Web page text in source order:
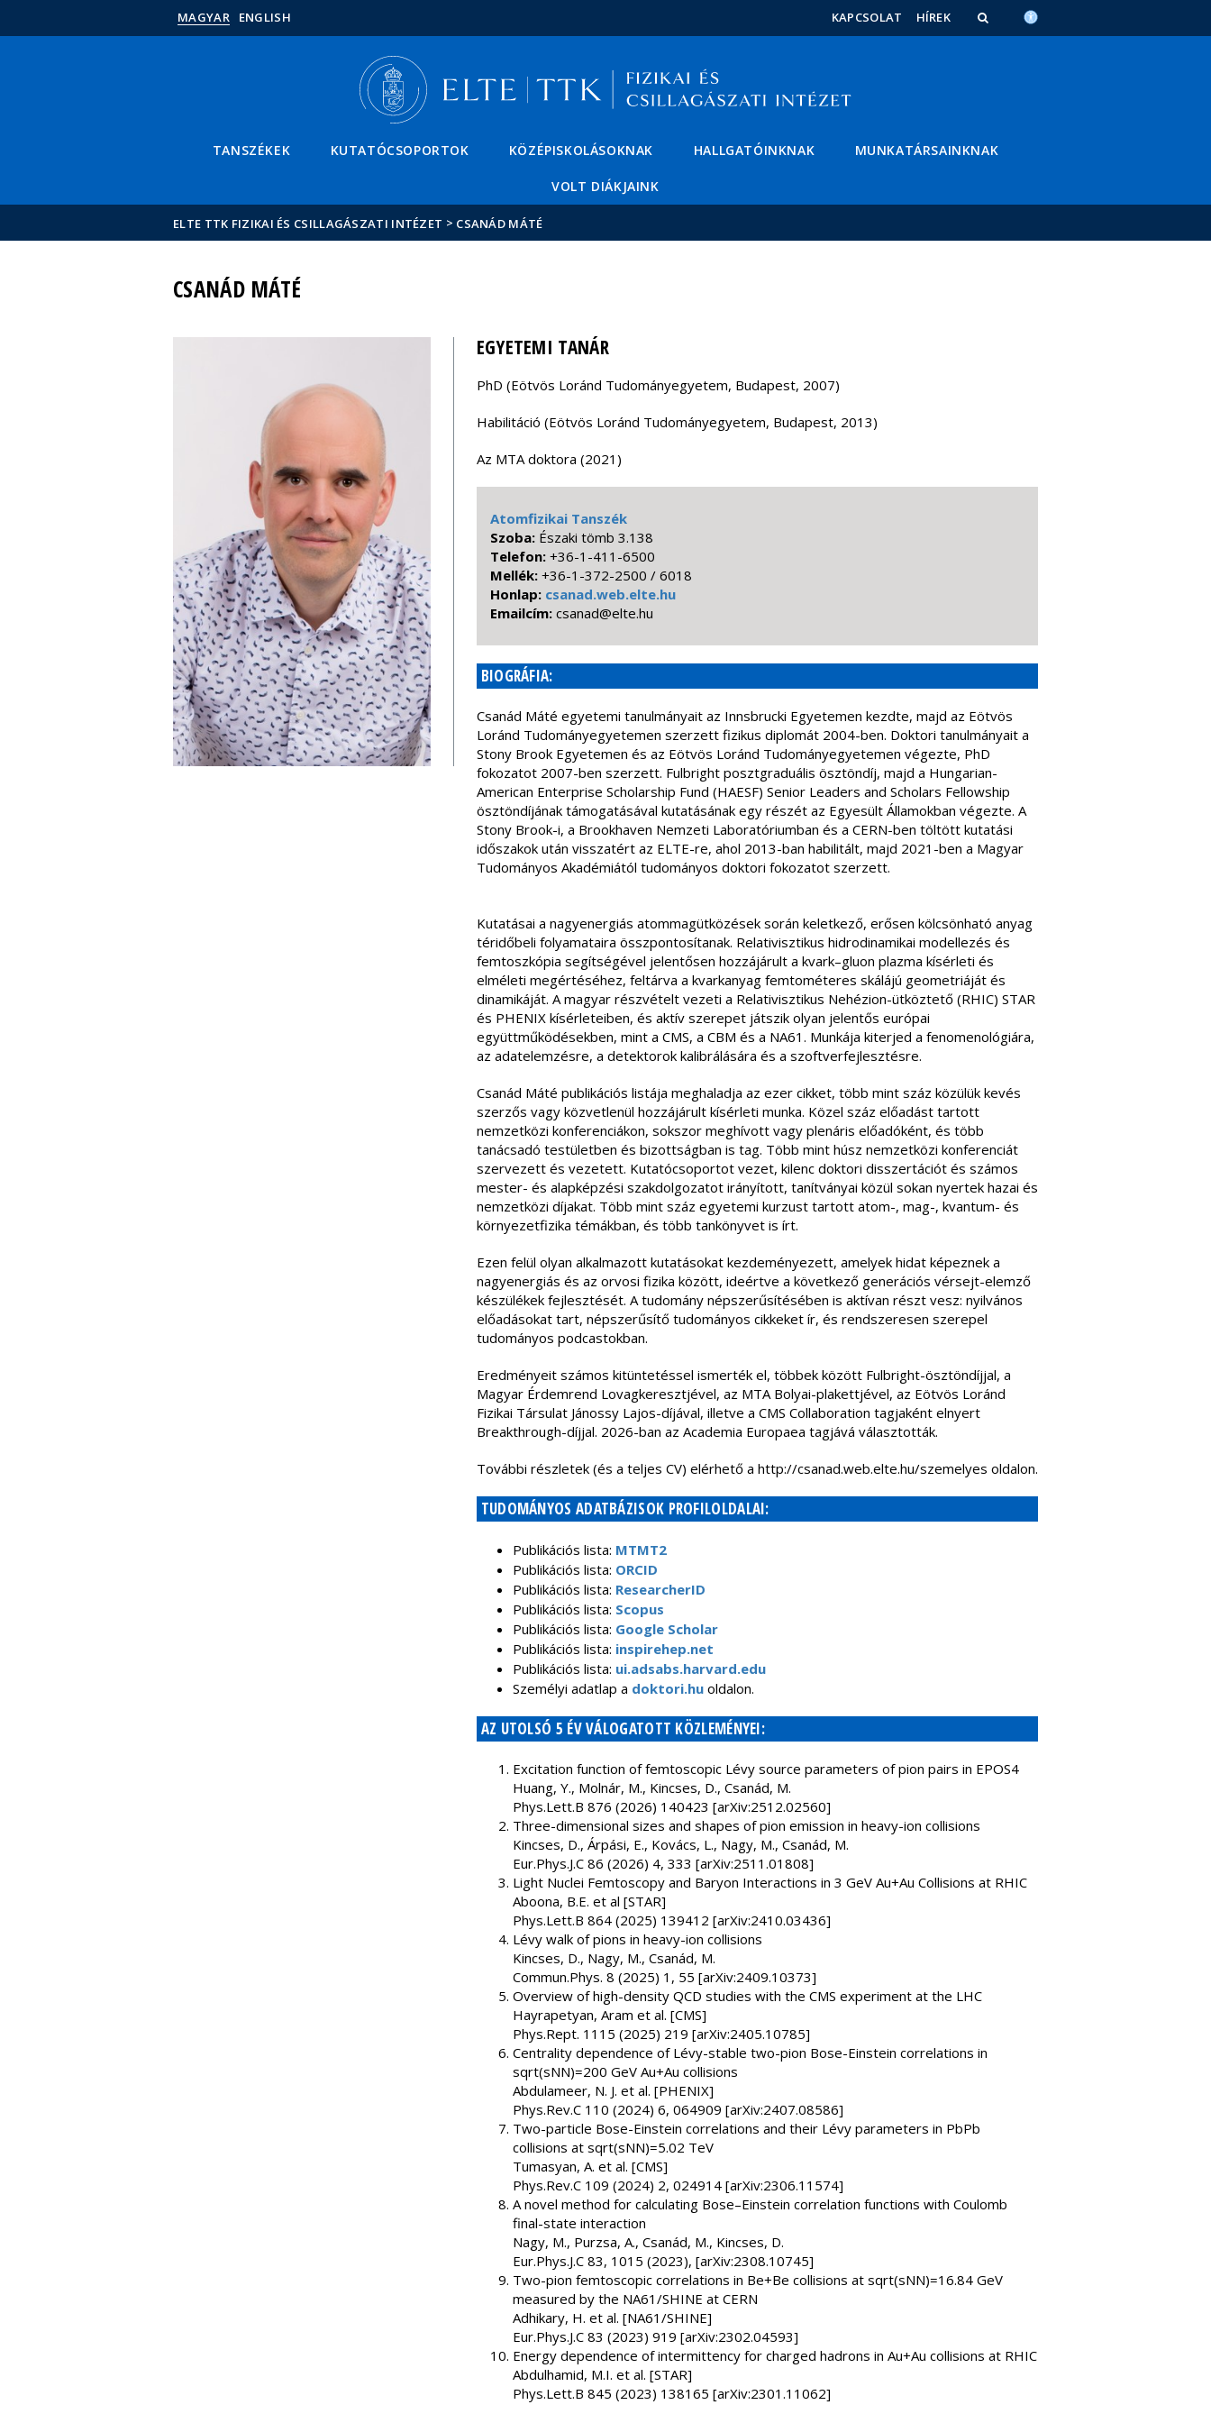
MAGYAR ENGLISH KAPCSOLAT HÍREK
TANSZÉKEK KUTATÓCSOPORTOK KÖZÉPISKOLÁSOKNAK HALLGATÓINKNAK MUNKATÁRSAINKNAK
VOLT DIÁKJAINK
ELTE TTK FIZIKAI ÉS CSILLAGÁSZATI INTÉZET > CSANÁD MÁTÉ
CSANÁD MÁTÉ
EGYETEMI TANÁR
PhD (Eötvös Loránd Tudományegyetem, Budapest, 2007)
Habilitáció (Eötvös Loránd Tudományegyetem, Budapest, 2013)
Az MTA doktora (2021)
Atomfizikai Tanszék
Szoba: Északi tömb 3.138
Telefon: +36-1-411-6500
Mellék: +36-1-372-2500 / 6018
Honlap: csanad.web.elte.hu
Emailcím: uh.etle@danasc
BIOGRÁFIA:
Csanád Máté egyetemi tanulmányait az Innsbrucki Egyetemen kezdte, majd az Eötvös
Loránd Tudományegyetemen szerzett fizikus diplomát 2004-ben. Doktori tanulmányait a
Stony Brook Egyetemen és az Eötvös Loránd Tudományegyetemen végezte, PhD
fokozatot 2007-ben szerzett. Fulbright posztgraduális ösztöndíj, majd a Hungarian-
American Enterprise Scholarship Fund (HAESF) Senior Leaders and Scholars Fellowship
ösztöndíjának támogatásával kutatásának egy részét az Egyesült Államokban végezte. A
Stony Brook-i, a Brookhaven Nemzeti Laboratóriumban és a CERN-ben töltött kutatási
időszakok után visszatért az ELTE-re, ahol 2013-ban habilitált, majd 2021-ben a Magyar
Tudományos Akadémiától tudományos doktori fokozatot szerzett.
Kutatásai a nagyenergiás atommagütközések során keletkező, erősen kölcsönható anyag
téridőbeli folyamataira összpontosítanak. Relativisztikus hidrodinamikai modellezés és
femtoszkópia segítségével jelentősen hozzájárult a kvark–gluon plazma kísérleti és
elméleti megértéséhez, feltárva a kvarkanyag femtométeres skálájú geometriáját és
dinamikáját. A magyar részvételt vezeti a Relativisztikus Nehézion-ütköztető (RHIC) STAR
és PHENIX kísérleteiben, és aktív szerepet játszik olyan jelentős európai
együttműködésekben, mint a CMS, a CBM és a NA61. Munkája kiterjed a fenomenológiára,
az adatelemzésre, a detektorok kalibrálására és a szoftverfejlesztésre.
Csanád Máté publikációs listája meghaladja az ezer cikket, több mint száz közülük kevés
szerzős vagy közvetlenül hozzájárult kísérleti munka. Közel száz előadást tartott
nemzetközi konferenciákon, sokszor meghívott vagy plenáris előadóként, és több
tanácsadó testületben és bizottságban is tag. Több mint húsz nemzetközi konferenciát
szervezett és vezetett. Kutatócsoportot vezet, kilenc doktori disszertációt és számos
mester- és alapképzési szakdolgozatot irányított, tanítványai közül sokan nyertek hazai és
nemzetközi díjakat. Több mint száz egyetemi kurzust tartott atom-, mag-, kvantum- és
környezetfizika témákban, és több tankönyvet is írt.
Ezen felül olyan alkalmazott kutatásokat kezdeményezett, amelyek hidat képeznek a
nagyenergiás és az orvosi fizika között, ideértve a következő generációs vérsejt-elemző
készülékek fejlesztését. A tudomány népszerűsítésében is aktívan részt vesz: nyilvános
előadásokat tart, népszerűsítő tudományos cikkeket ír, és rendszeresen szerepel
tudományos podcastokban.
Eredményeit számos kitüntetéssel ismerték el, többek között Fulbright-ösztöndíjjal, a
Magyar Érdemrend Lovagkeresztjével, az MTA Bolyai-plakettjével, az Eötvös Loránd
Fizikai Társulat Jánossy Lajos-díjával, illetve a CMS Collaboration tagjaként elnyert
Breakthrough-díjjal. 2026-ban az Academia Europaea tagjává választották.
További részletek (és a teljes CV) elérhető a http://csanad.web.elte.hu/szemelyes oldalon.
TUDOMÁNYOS ADATBÁZISOK PROFILOLDALAI:
Publikációs lista: MTMT2
Publikációs lista: ORCID
Publikációs lista: ResearcherID
Publikációs lista: Scopus
Publikációs lista: Google Scholar
Publikációs lista: inspirehep.net
Publikációs lista: ui.adsabs.harvard.edu
Személyi adatlap a doktori.hu oldalon.
AZ UTOLSÓ 5 ÉV VÁLOGATOTT KÖZLEMÉNYEI:
Excitation function of femtoscopic Lévy source parameters of pion pairs in EPOS4
Huang, Y., Molnár, M., Kincses, D., Csanád, M.
Phys.Lett.B 876 (2026) 140423 [arXiv:2512.02560]
Three-dimensional sizes and shapes of pion emission in heavy-ion collisions
Kincses, D., Árpási, E., Kovács, L., Nagy, M., Csanád, M.
Eur.Phys.J.C 86 (2026) 4, 333 [arXiv:2511.01808]
Light Nuclei Femtoscopy and Baryon Interactions in 3 GeV Au+Au Collisions at RHIC
Aboona, B.E. et al [STAR]
Phys.Lett.B 864 (2025) 139412 [arXiv:2410.03436]
Lévy walk of pions in heavy-ion collisions
Kincses, D., Nagy, M., Csanád, M.
Commun.Phys. 8 (2025) 1, 55 [arXiv:2409.10373]
Overview of high-density QCD studies with the CMS experiment at the LHC
Hayrapetyan, Aram et al. [CMS]
Phys.Rept. 1115 (2025) 219 [arXiv:2405.10785]
Centrality dependence of Lévy-stable two-pion Bose-Einstein correlations in
sqrt(sNN)=200 GeV Au+Au collisions
Abdulameer, N. J. et al. [PHENIX]
Phys.Rev.C 110 (2024) 6, 064909 [arXiv:2407.08586]
Two-particle Bose-Einstein correlations and their Lévy parameters in PbPb
collisions at sqrt(sNN)=5.02 TeV
Tumasyan, A. et al. [CMS]
Phys.Rev.C 109 (2024) 2, 024914 [arXiv:2306.11574]
A novel method for calculating Bose–Einstein correlation functions with Coulomb
final-state interaction
Nagy, M., Purzsa, A., Csanád, M., Kincses, D.
Eur.Phys.J.C 83, 1015 (2023), [arXiv:2308.10745]
Two-pion femtoscopic correlations in Be+Be collisions at sqrt(sNN)=16.84 GeV
measured by the NA61/SHINE at CERN
Adhikary, H. et al. [NA61/SHINE]
Eur.Phys.J.C 83 (2023) 919 [arXiv:2302.04593]
Energy dependence of intermittency for charged hadrons in Au+Au collisions at RHIC
Abdulhamid, M.I. et al. [STAR]
Phys.Lett.B 845 (2023) 138165 [arXiv:2301.11062]